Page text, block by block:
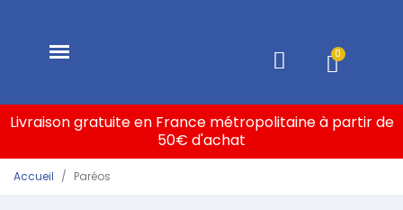
Livraison gratuite en France métropolitaine à partir de
50€ d'achat
Accueil Paréos